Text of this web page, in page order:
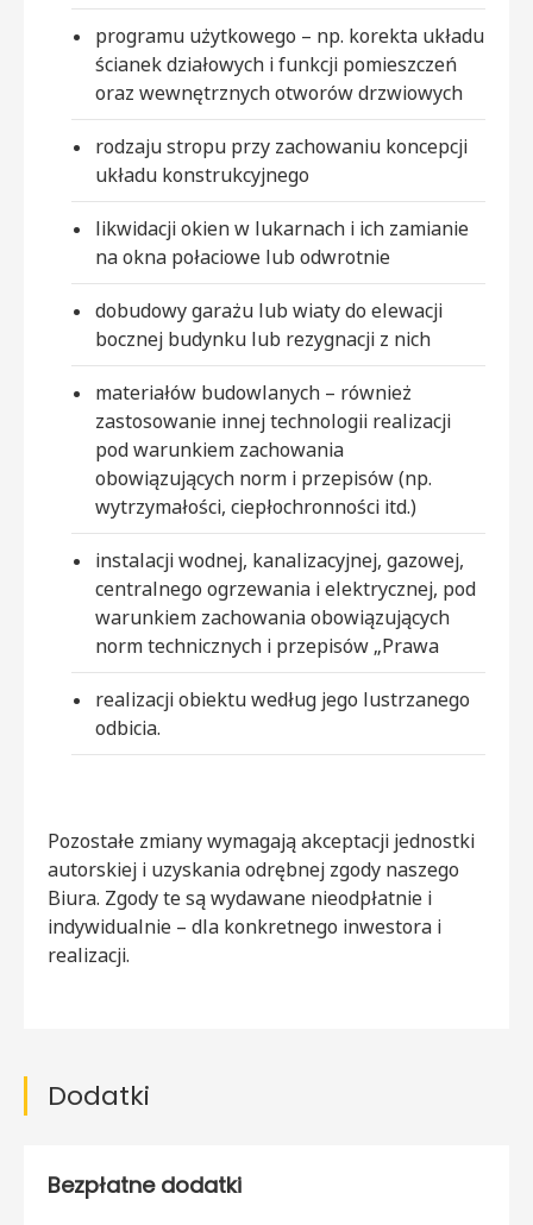
programu użytkowego – np. korekta układu
ścianek działowych i funkcji pomieszczeń
oraz wewnętrznych otworów drzwiowych
rodzaju stropu przy zachowaniu koncepcji
układu konstrukcyjnego
likwidacji okien w lukarnach i ich zamianie
na okna połaciowe lub odwrotnie
dobudowy garażu lub wiaty do elewacji
bocznej budynku lub rezygnacji z nich
materiałów budowlanych – również
zastosowanie innej technologii realizacji
pod warunkiem zachowania
obowiązujących norm i przepisów (np.
wytrzymałości, ciepłochronności itd.)
instalacji wodnej, kanalizacyjnej, gazowej,
centralnego ogrzewania i elektrycznej, pod
warunkiem zachowania obowiązujących
norm technicznych i przepisów „Prawa
realizacji obiektu według jego lustrzanego
odbicia.
Pozostałe zmiany wymagają akceptacji jednostki
autorskiej i uzyskania odrębnej zgody naszego
Biura. Zgody te są wydawane nieodpłatnie i
indywidualnie – dla konkretnego inwestora i
realizacji.
Dodatki
Bezpłatne dodatki